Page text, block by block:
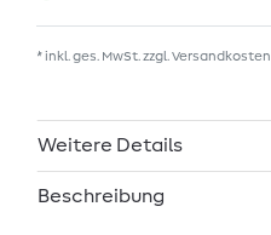
* inkl. ges. MwSt. zzgl. Versandkosten
Weitere Details
Beschreibung